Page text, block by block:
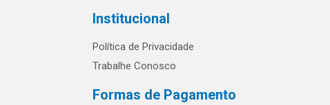
Institucional
Política de Privacidade
Trabalhe Conosco
Formas de Pagamento